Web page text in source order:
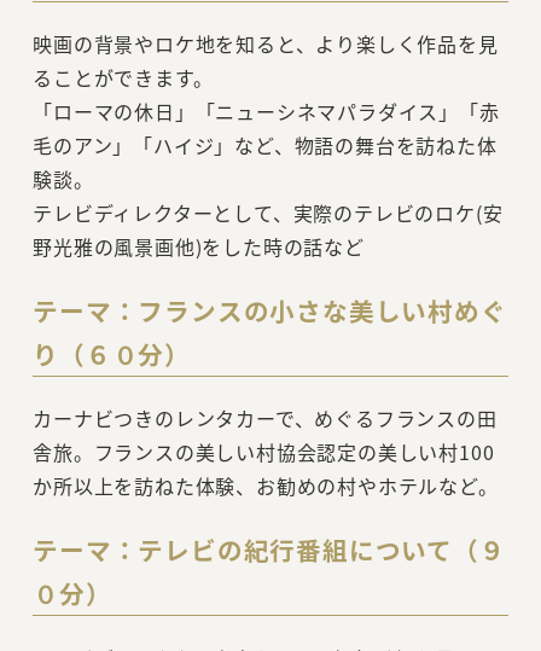
映画の背景やロケ地を知ると、より楽しく作品を見
ることができます。
「ローマの休日」「ニューシネマパラダイス」「赤
毛のアン」「ハイジ」など、物語の舞台を訪ねた体
験談。
テレビディレクターとして、実際のテレビのロケ(安
野光雅の風景画他)をした時の話など
テーマ：フランスの小さな美しい村めぐ
り（６０分）
カーナビつきのレンタカーで、めぐるフランスの田
舎旅。フランスの美しい村協会認定の美しい村100
か所以上を訪ねた体験、お勧めの村やホテルなど。
テーマ：テレビの紀行番組について（９
０分）